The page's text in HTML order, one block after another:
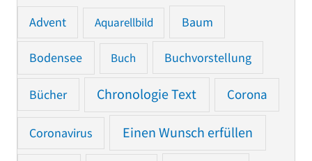
Advent Aquarellbild Baum
Bodensee Buch Buchvorstellung
Bücher Chronologie Text Corona
Coronavirus Einen Wunsch erfüllen